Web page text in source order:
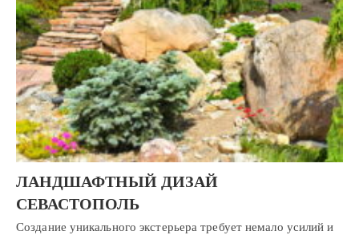
ЛАНДШАФТНЫЙ ДИЗАЙ
СЕВАСТОПОЛЬ
Создание уникального экстерьера требует немало усилий и